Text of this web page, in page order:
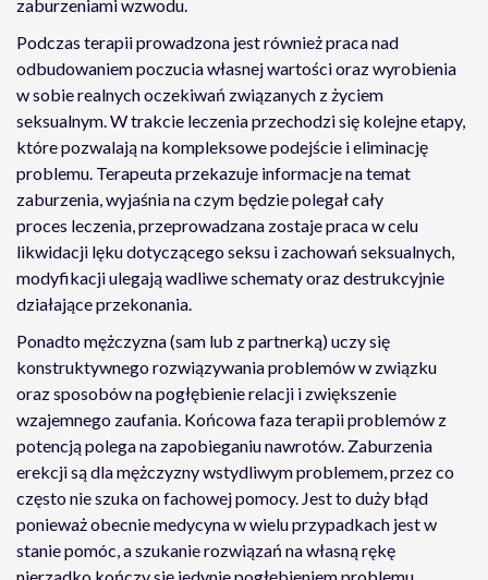
zaburzeniami wzwodu.
Podczas terapii prowadzona jest również praca nad
odbudowaniem poczucia własnej wartości oraz wyrobienia
w sobie realnych oczekiwań związanych z życiem
seksualnym. W trakcie leczenia przechodzi się kolejne etapy,
które pozwalają na kompleksowe podejście i eliminację
problemu. Terapeuta przekazuje informacje na temat
zaburzenia, wyjaśnia na czym będzie polegał cały
proces leczenia, przeprowadzana zostaje praca w celu
likwidacji lęku dotyczącego seksu i zachowań seksualnych,
modyfikacji ulegają wadliwe schematy oraz destrukcyjnie
działające przekonania.
Ponadto mężczyzna (sam lub z partnerką) uczy się
konstruktywnego rozwiązywania problemów w związku
oraz sposobów na pogłębienie relacji i zwiększenie
wzajemnego zaufania. Końcowa faza terapii problemów z
potencją polega na zapobieganiu nawrotów. Zaburzenia
erekcji są dla mężczyzny wstydliwym problemem, przez co
często nie szuka on fachowej pomocy. Jest to duży błąd
ponieważ obecnie medycyna w wielu przypadkach jest w
stanie pomóc, a szukanie rozwiązań na własną rękę